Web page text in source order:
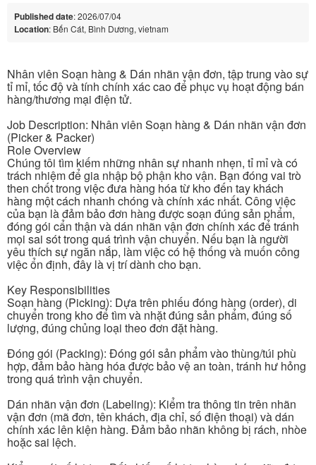
Published date: 2026/07/04
Location: Bến Cát, Bình Dương, vietnam
Nhân viên Soạn hàng & Dán nhãn vận đơn, tập trung vào sự
tỉ mỉ, tốc độ và tính chính xác cao để phục vụ hoạt động bán
hàng/thương mại điện tử.
Job Description: Nhân viên Soạn hàng & Dán nhãn vận đơn
(Picker & Packer)
Role Overview
Chúng tôi tìm kiếm những nhân sự nhanh nhẹn, tỉ mỉ và có
trách nhiệm để gia nhập bộ phận kho vận. Bạn đóng vai trò
then chốt trong việc đưa hàng hóa từ kho đến tay khách
hàng một cách nhanh chóng và chính xác nhất. Công việc
của bạn là đảm bảo đơn hàng được soạn đúng sản phẩm,
đóng gói cẩn thận và dán nhãn vận đơn chính xác để tránh
mọi sai sót trong quá trình vận chuyển. Nếu bạn là người
yêu thích sự ngăn nắp, làm việc có hệ thống và muốn công
việc ổn định, đây là vị trí dành cho bạn.
Key Responsibilities
Soạn hàng (Picking): Dựa trên phiếu đóng hàng (order), di
chuyển trong kho để tìm và nhặt đúng sản phẩm, đúng số
lượng, đúng chủng loại theo đơn đặt hàng.
Đóng gói (Packing): Đóng gói sản phẩm vào thùng/túi phù
hợp, đảm bảo hàng hóa được bảo vệ an toàn, tránh hư hỏng
trong quá trình vận chuyển.
Dán nhãn vận đơn (Labeling): Kiểm tra thông tin trên nhãn
vận đơn (mã đơn, tên khách, địa chỉ, số điện thoại) và dán
chính xác lên kiện hàng. Đảm bảo nhãn không bị rách, nhòe
hoặc sai lệch.